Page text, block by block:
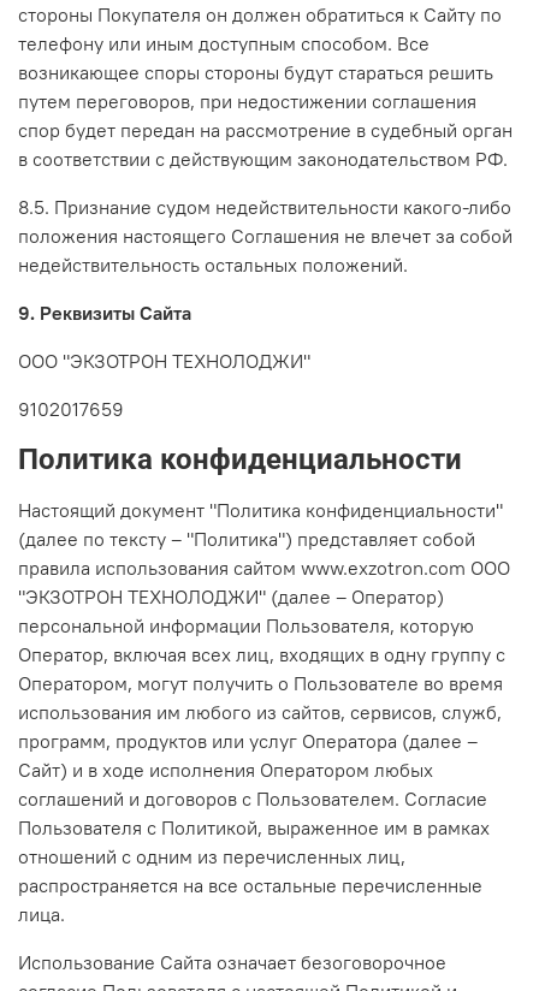
стороны Покупателя он должен обратиться к Сайту по
телефону или иным доступным способом. Все
возникающее споры стороны будут стараться решить
путем переговоров, при недостижении соглашения
спор будет передан на рассмотрение в судебный орган
в соответствии с действующим законодательством РФ.
8.5. Признание судом недействительности какого-либо
положения настоящего Соглашения не влечет за собой
недействительность остальных положений.
9. Реквизиты Сайта
ООО "ЭКЗОТРОН ТЕХНОЛОДЖИ"
9102017659
Политика конфиденциальности
Настоящий документ "Политика конфиденциальности"
(далее по тексту – "Политика") представляет собой
правила использования сайтом www.exzotron.com ООО
"ЭКЗОТРОН ТЕХНОЛОДЖИ" (далее – Оператор)
персональной информации Пользователя, которую
Оператор, включая всех лиц, входящих в одну группу с
Оператором, могут получить о Пользователе во время
использования им любого из сайтов, сервисов, служб,
программ, продуктов или услуг Оператора (далее –
Сайт) и в ходе исполнения Оператором любых
соглашений и договоров с Пользователем. Согласие
Пользователя с Политикой, выраженное им в рамках
отношений с одним из перечисленных лиц,
распространяется на все остальные перечисленные
лица.
Использование Сайта означает безоговорочное